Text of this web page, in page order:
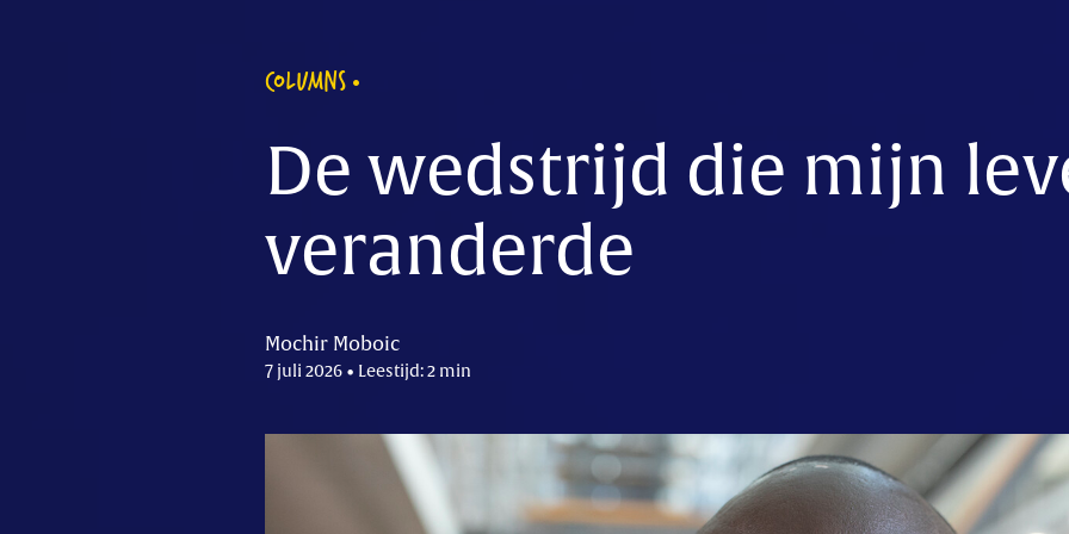
COLUMNS
De wedstrijd die mijn
veranderde
Mochir Moboic
7 juli 2026 • Leestijd: 2 min